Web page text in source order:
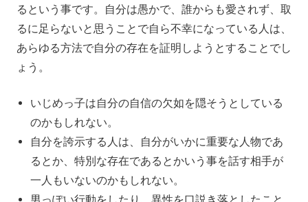
るという事です。自分は愚かで、誰からも愛されず、取
るに足らないと思うことで自ら不幸になっている人は、
あらゆる方法で自分の存在を証明しようとすることでし
ょう。
いじめっ子は自分の自信の欠如を隠そうとしている
のかもしれない。
自分を誇示する人は、自分がいかに重要な人物であ
るとか、特別な存在であるとかいう事を話す相手が
一人もいないのかもしれない。